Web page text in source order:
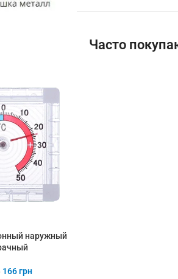
Часто
наружный
166грн